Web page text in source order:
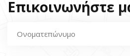
Επικοινωνήστε